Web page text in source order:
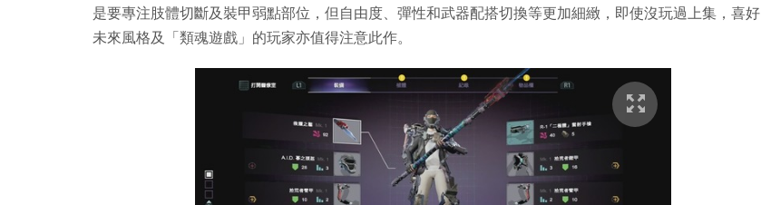
是要專注肢體切斷及裝甲弱點部位，但自由度、彈性和武器配搭切換等更加細緻，即使沒玩過上集，喜好
未來風格及「類魂遊戲」的玩家亦值得注意此作。